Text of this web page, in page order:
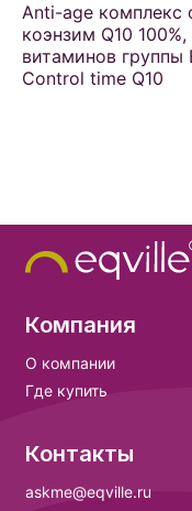
Anti-age комплекс
коэнзим Q10 100%,
витаминов группы
Control time Q10
Компания
О компании
Где купить
Контакты
askme@eqville.ru